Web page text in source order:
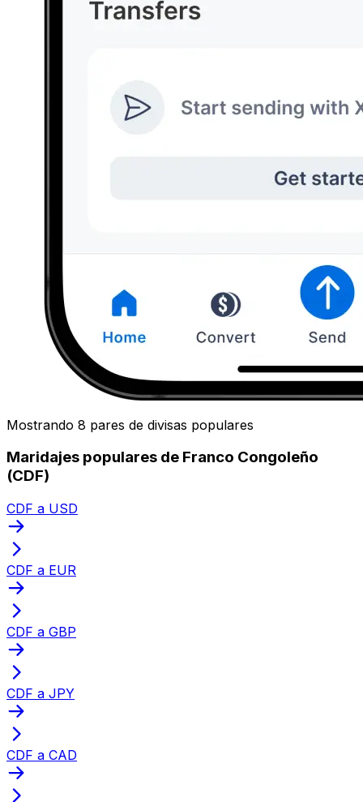
Mostrando 8 pares de divisas populares
Maridajes populares de Franco Congoleño
(CDF)
CDF a USD
CDF a EUR
CDF a GBP
CDF a JPY
CDF a CAD